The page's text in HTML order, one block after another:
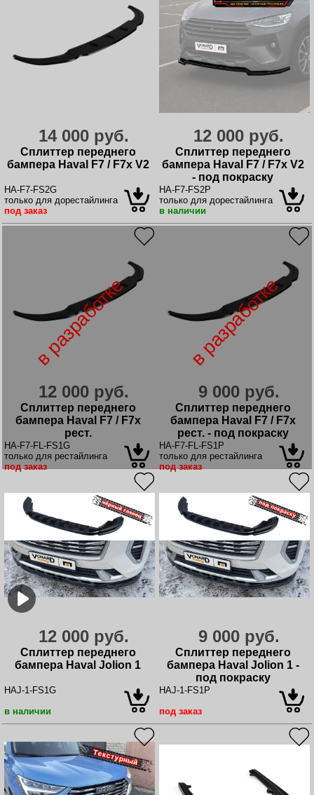
14 000 руб.
Сплиттер переднего
бампера Haval F7 / F7x V2
HA-F7-FS2G
только для дорестайлинга
под заказ
12 000 руб.
Сплиттер переднего
бампера Haval F7 / F7x V2
- под покраску
HA-F7-FS2P
только для дорестайлинга
в наличии
в разработке
12 000 руб.
Сплиттер переднего
бампера Haval F7 / F7x
рест.
HA-F7-FL-FS1G
только для рестайлинга
под заказ
в разработке
9 000 руб.
Сплиттер переднего
бампера Haval F7 / F7x
рест. - под покраску
HA-F7-FL-FS1P
только для рестайлинга
под заказ
12 000 руб.
Сплиттер переднего
бампера Haval Jolion 1
HAJ-1-FS1G
в наличии
9 000 руб.
Сплиттер переднего
бампера Haval Jolion 1 -
под покраску
HAJ-1-FS1P
под заказ